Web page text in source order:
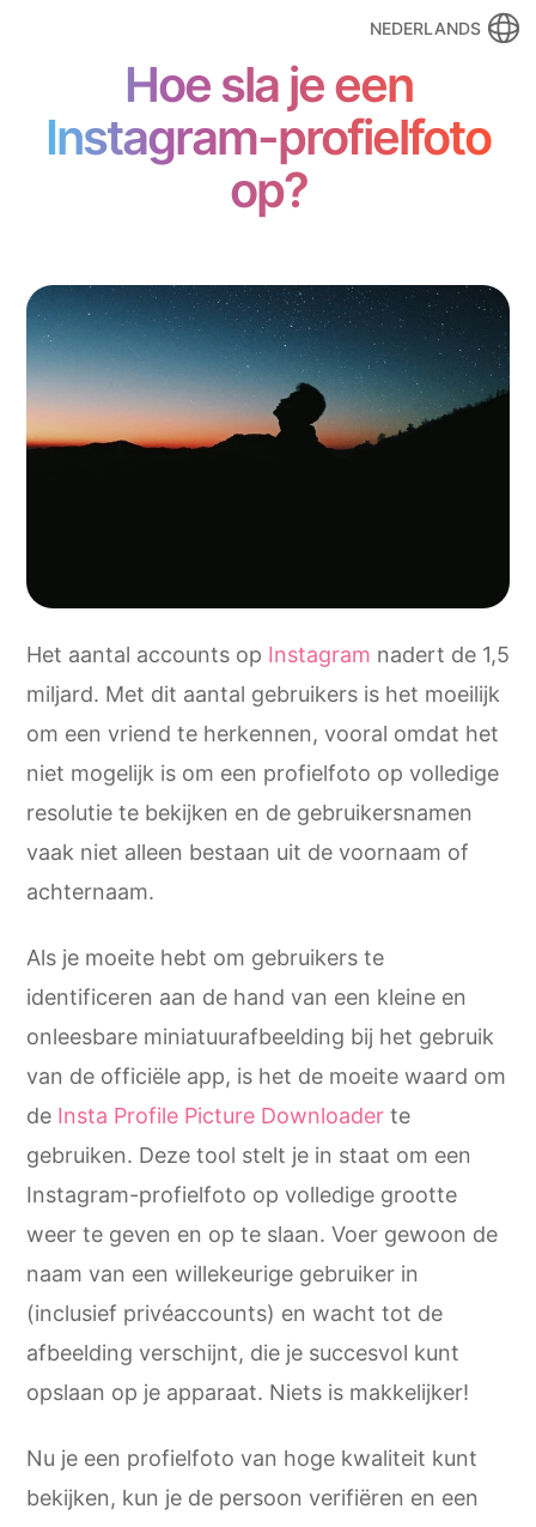
NEDERLANDS
Hoe sla je een
Instagram-profielfoto
op?
Het aantal accounts op Instagram nadert de 1,5
miljard. Met dit aantal gebruikers is het moeilijk
om een vriend te herkennen, vooral omdat het
niet mogelijk is om een profielfoto op volledige
resolutie te bekijken en de gebruikersnamen
vaak niet alleen bestaan uit de voornaam of
achternaam.
Als je moeite hebt om gebruikers te
identificeren aan de hand van een kleine en
onleesbare miniatuurafbeelding bij het gebruik
van de officiële app, is het de moeite waard om
de Insta Profile Picture Downloader te
gebruiken. Deze tool stelt je in staat om een
Instagram-profielfoto op volledige grootte
weer te geven en op te slaan. Voer gewoon de
naam van een willekeurige gebruiker in
(inclusief privéaccounts) en wacht tot de
afbeelding verschijnt, die je succesvol kunt
opslaan op je apparaat. Niets is makkelijker!
Nu je een profielfoto van hoge kwaliteit kunt
bekijken, kun je de persoon verifiëren en een